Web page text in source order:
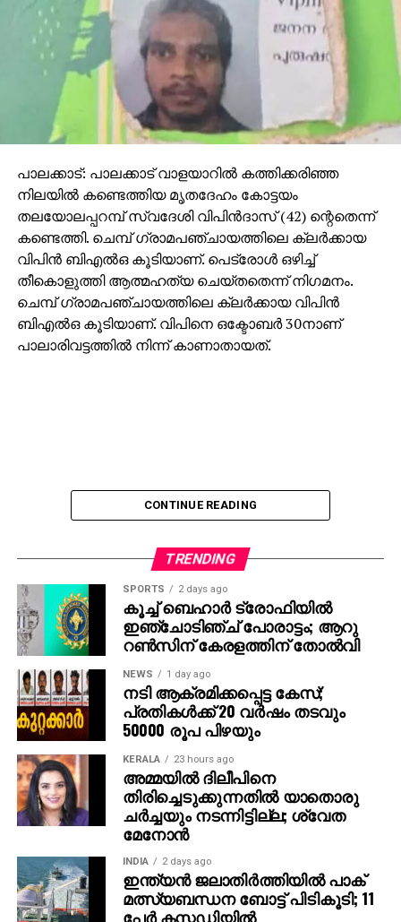
വയസ്സുള്ള കുഞ്ഞിന്റെയും ഏക ആശ്രയം
താനാണെന്നും സലീം കോടതിയില്‍ പറഞ്ഞു.
കുടുംബത്തിന്റെ ഏകആശ്രയം താനാണെന്നായിരുന്നു
ആറാം പ്രതി പ്രദീപ് കോടതിയില്‍ പറഞ്ഞത്. പ്രദീപും
കോടതിയില്‍ പൊട്ടിക്കരഞ്ഞു.
പാലക്കാട്: പാലക്കാട് വാളയാറില്‍ കത്തിക്കരിഞ്ഞ
നിലയില്‍ കണ്ടെത്തിയ മൃതദേഹം കോട്ടയം
തലയോലപ്പറമ്പ് സ്വദേശി വിപിന്‍ദാസ് (42) ന്റെതെന്ന്
കണ്ടെത്തി. ചെമ്പ് ഗ്രാമപഞ്ചായത്തിലെ ക്ലര്‍ക്കായ
വിപിന്‍ ബിഎല്‍ഒ കൂടിയാണ്. പെട്രോള്‍ ഒഴിച്ച്
തീകൊളുത്തി ആത്മഹത്യ ചെയ്തതെന്ന് നിഗമനം.
ചെമ്പ് ഗ്രാമപഞ്ചായത്തിലെ ക്ലര്‍ക്കായ വിപിന്‍
ബിഎല്‍ഒ കൂടിയാണ്. വിപിനെ ഒക്ടോബര്‍ 30നാണ്
പാലാരിവട്ടത്തില്‍ നിന്ന് കാണാതായത്.
CONTINUE READING
TRENDING
SPORTS 2 days ago
കൂച്ച് ബെഹാര്‍ ട്രോഫിയില്‍
ഇഞ്ചോടിഞ്ച് പോരാട്ടം; ആറു
റണ്‍സിന് കേരളത്തിന് തോല്‍വി
NEWS 1 day ago
നടി ആക്രമിക്കപ്പെട്ട കേസ്;
പ്രതികള്‍ക്ക് 20 വര്‍ഷം തടവും
50000 രൂപ പിഴയും
KERALA 23 hours ago
അമ്മയില്‍ ദിലീപിനെ
തിരിച്ചെടുക്കുന്നതില്‍ യാതൊരു
ചര്‍ച്ചയും നടന്നിട്ടില്ല; ശ്വേത
മേനോന്‍
INDIA 2 days ago
ഇന്ത്യന്‍ ജലാതിര്‍ത്തിയില്‍ പാക്
മത്സ്യബന്ധന ബോട്ട് പിടികൂടി; 11
പേര്‍ കസ്റ്റഡിയില്‍